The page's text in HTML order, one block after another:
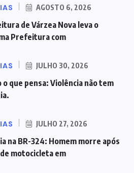
AGOSTO 6, 2026
de Várzea Nova leva o
Prefeitura com
JULHO 30, 2026
o que pensa: Violência não tem
JULHO 27, 2026
na BR-324: Homem morre após
motocicleta em